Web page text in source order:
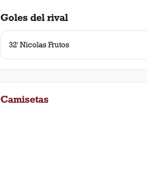
Goles del rival
32' Nicolas Frutos
Camisetas